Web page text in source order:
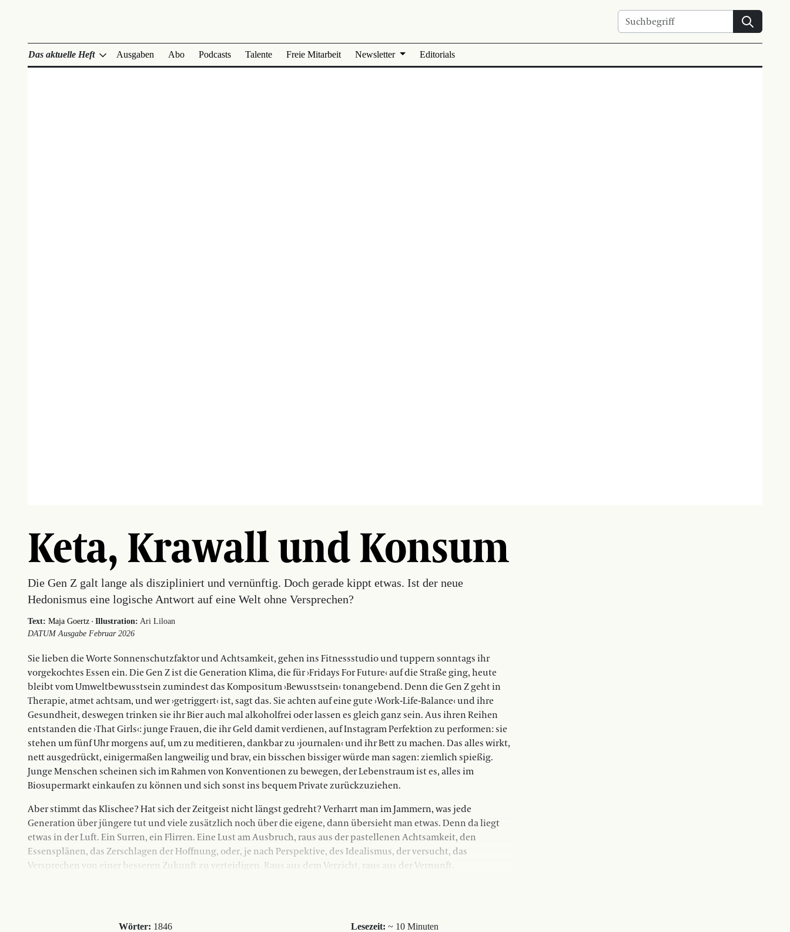
Suchen
Das aktuelle Heft Ausgaben Abo Podcasts Talente Freie Mitarbeit Newsletter Editorials
Keta, Krawall und Konsum
Die Gen Z galt lange als diszipliniert und vernünftig. Doch gerade kippt etwas. Ist der neue
Hedonismus eine logische Antwort auf eine Welt ohne Versprechen?
Text: Maja Goertz · Illustration: Ari Liloan
DATUM Ausgabe Februar 2026
Sie lieben die Worte Sonnenschutzfaktor und Achtsamkeit, gehen ins Fitnessstudio und tuppern sonntags ihr
vorgekochtes Essen ein. Die Gen Z ist die Generation Klima, die für ›Fridays For Future‹ auf die Straße ging, heute
bleibt vom Umweltbewusstsein zumindest das Kompositum ›Bewusstsein‹ ­tonangebend. Denn die Gen Z geht in
Therapie, atmet achtsam, und wer ›getriggert‹ ist, sagt das. Sie achten auf eine gute ›Work-Life-Balance‹ und ihre
Gesundheit, deswegen trinken sie ihr Bier auch mal alkoholfrei oder lassen es gleich ganz sein. Aus ihren Reihen
entstanden die ›That Girls‹: junge Frauen, die ihr Geld damit verdienen, auf Instagram Perfektion zu performen: sie
stehen um fünf Uhr morgens auf, um zu meditieren, dankbar zu ›journalen‹ und ihr Bett zu machen. Das alles wirkt,
nett ausgedrückt, einigermaßen langweilig und brav, ein bisschen bissiger würde man sagen: ziemlich spießig.
Junge Menschen scheinen sich im Rahmen von Konventionen zu bewegen, der Lebenstraum ist es, alles im
Biosupermarkt einkaufen zu können und sich sonst ins bequem Private zurückzuziehen.
Aber stimmt das Klischee? Hat sich der Zeitgeist nicht längst gedreht? ­Verharrt man im Jammern, was jede
Generation über jüngere tut und viele zusätzlich noch über die eigene, dann übersieht man etwas. Denn da liegt
etwas in der Luft. Ein Surren, ein Flirren. Eine Lust am Ausbruch, raus aus der pastellenen Achtsamkeit, den
Essensplänen, das Zerschlagen der Hoffnung, oder, je nach Perspektive, des Idealismus, der versucht, das
Versprechen von einer besseren Zukunft zu verteidigen. Raus aus dem Verzicht, raus aus der Vernunft.
Wörter: 1846 Lesezeit: ~ 10 Minuten